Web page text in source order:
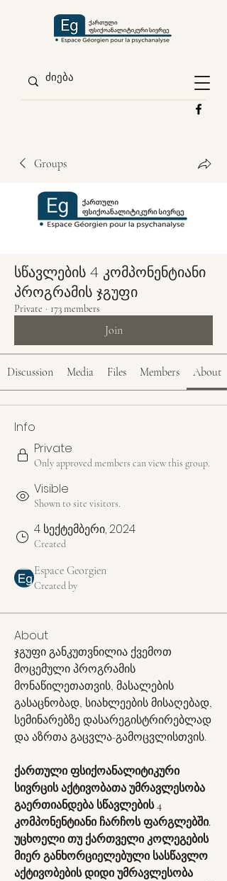
Groups
სწავლების 4 კომპონენტიანი
პროგრამის ჯგუფი
Private · 173 members
Join
Discussion Media Files Members About
Info
Private
Only approved members can view this group.
Visible
Shown to site visitors.
4 სექტემბერი, 2024
Created
Espace Georgien
Created by
About
ჯგუფი განკუთვნილია ქვემოთ
მოცემული პროგრამის
მონაწილეთათვის, მასალების
გასაცნობად, სიახლეების მისაღებად,
სემინარებზე დასარეგისტრირებლად
და აზრთა გაცვლა-გამოცვლისთვის.
ქართული ფსიქოანალიტიკური
სივრცის აქტივობათა უმრავლესობა
გაერთიანდება სწავლების 4
კომპონენტიანი ჩარჩოს ფარგლებში.
უცხოელი თუ ქართველი კოლეგების
მიერ განხორციელებული სასწავლო
აქტივობების დიდი უმრავლესობა